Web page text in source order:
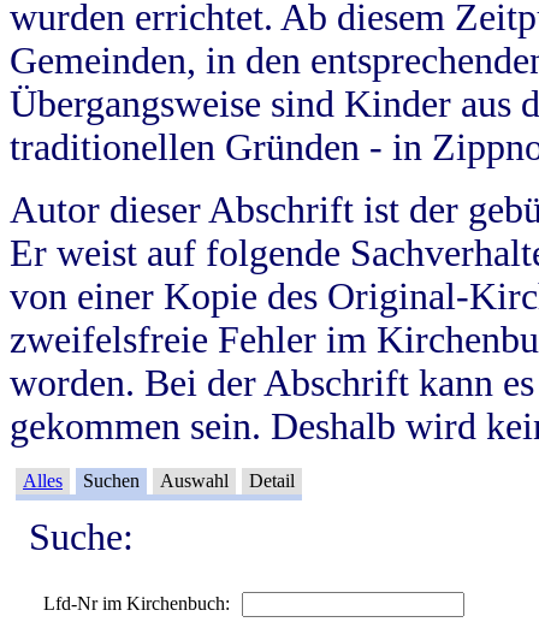
wurden errichtet. Ab diesem
Gemeinden, in den
Übergangsweise sind Kinder aus
traditionellen Gründen - in
Autor dieser Abschrift ist der
Er weist auf folgende
von einer Kopie des Original-
zweifelsfreie Fehler im
worden. Bei der Abschrift kann
gekommen sein. Deshalb wird
Alles Suchen Auswahl Detail
Suche:
Lfd-Nr im Kirchenbuch: